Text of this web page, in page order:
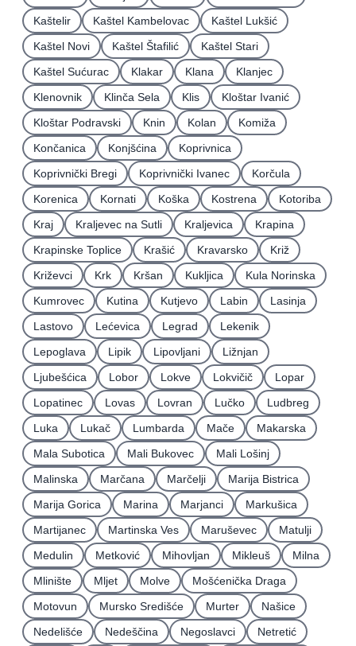
Kaštelir
Kaštel Kambelovac
Kaštel Lukšić
Kaštel Novi
Kaštel Štafilić
Kaštel Stari
Kaštel Sućurac
Klakar Klana
Klanjec
Klenovnik
Klinča Sela Klis
Kloštar Ivanić
Kloštar Podravski
Knin Kolan
Komiža
Končanica
Konjšćina
Koprivnica
Koprivnički Bregi
Koprivnički Ivanec
Korčula
Korenica
Kornati Koška Kostrena
Kotoriba
Kraj
Kraljevec na Sutli Kraljevica
Krapina
Krapinske Toplice
Krašić Kravarsko
Križ
Križevci
Krk Kršan Kukljica
Kula Norinska
Kumrovec
Kutina Kutjevo Labin
Lasinja
Lastovo
Lećevica Legrad
Lekenik
Lepoglava
Lipik Lipovljani
Ližnjan
Ljubešćica
Lobor Lokve Lokvičič
Lopar
Lopatinec
Lovas Lovran Lučko
Ludbreg
Luka
Lukač Lumbarda Mače
Makarska
Mala Subotica
Mali Bukovec
Mali Lošinj
Malinska
Marčana Marčelji
Marija Bistrica
Marija Gorica
Marina Marjanci
Markušica
Martijanec
Martinska Ves Maruševec
Matulji
Medulin
Metković Mihovljan Mikleuš
Milna
Mlinište
Mljet Molve
Mošćenička Draga
Motovun
Mursko Središće Murter
Našice
Nedelišće
Nedeščina Negoslavci
Netretić